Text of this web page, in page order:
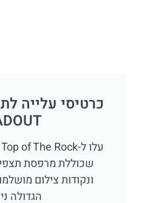
כרטיסי עלייה
שכוללת מרפסת
ונקודות צילום
הגדולה